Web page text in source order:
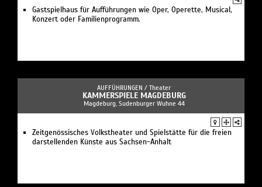
Gastspielhaus für Aufführungen wie Oper, Operette, Musical,
Konzert oder Familienprogramm.
AUFFÜHRUNGEN / Theater
KAMMERSPIELE MAGDEBURG
Magdeburg, Sudenburger Wuhne 44
Zeitgenössisches Volkstheater und Spielstätte für die freien
darstellenden Künste aus Sachsen-Anhalt